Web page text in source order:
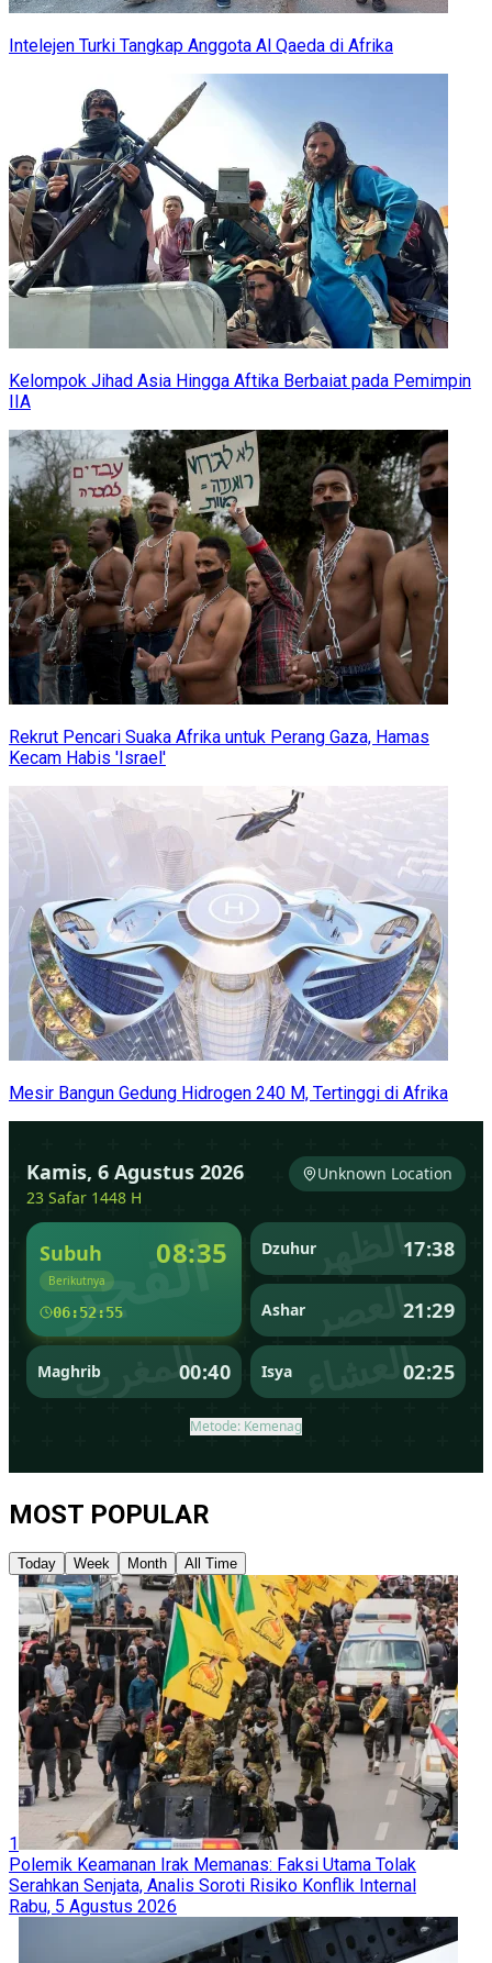
Intelejen Turki Tangkap Anggota Al Qaeda di Afrika
Kelompok Jihad Asia Hingga Aftika Berbaiat pada Pemimpin
IIA
Rekrut Pencari Suaka Afrika untuk Perang Gaza, Hamas
Kecam Habis 'Israel'
Mesir Bangun Gedung Hidrogen 240 M, Tertinggi di Afrika
MOST POPULAR
Today Week Month All Time
1
Polemik Keamanan Irak Memanas: Faksi Utama Tolak
Serahkan Senjata, Analis Soroti Risiko Konflik Internal
Rabu, 5 Agustus 2026